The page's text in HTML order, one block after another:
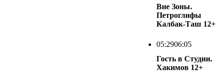
Вне Зоны.
Петроглифы
Калбак-Таш 12+
05:2906:05
Гость в Студии.
Хакимов 12+